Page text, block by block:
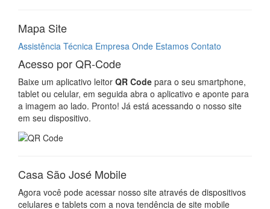
Mapa Site
Assistência Técnica Empresa Onde Estamos Contato
Acesso por QR-Code
Baixe um aplicativo leitor QR Code para o seu smartphone,
tablet ou celular, em seguida abra o aplicativo e aponte para
a imagem ao lado. Pronto! Já está acessando o nosso site
em seu dispositivo.
Casa São José Mobile
Agora você pode acessar nosso site através de dispositivos
celulares e tablets com a nova tendência de site mobile